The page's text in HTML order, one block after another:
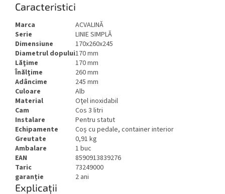
Caracteristici
Marca
ACVALINĂ
Serie
LINIE SIMPLĂ
Dimensiune
170x260x245
Diametrul dopului170 mm
Lăţime
170 mm
Înălţime
260 mm
Adâncime
245 mm
Culoare
Alb
Material
Oţel inoxidabil
Cam
Cos 3 litri
Instalare
Pentru statut
Echipamente
Coș cu pedale, container interior
Greutate
0,91 kg
Ambalare
1 buc
EAN
8590913839276
Taric
73249000
garanție
2 ani
Explicații